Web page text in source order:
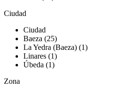
Ciudad
Ciudad
Baeza (25)
La Yedra (Baeza) (1)
Linares (1)
Úbeda (1)
Zona